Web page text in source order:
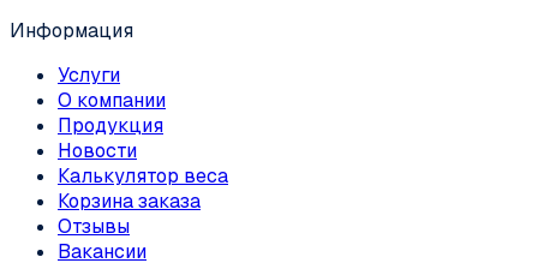
Информация
Услуги
О компании
Продукция
Новости
Калькулятор веса
Корзина заказа
Отзывы
Вакансии